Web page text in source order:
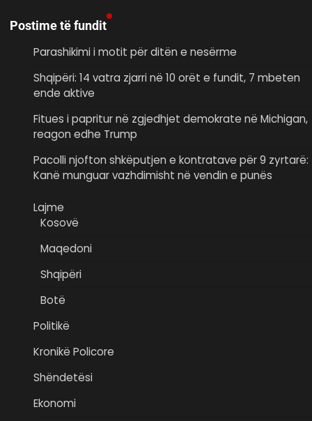
Postime të fundit
Parashikimi i motit për ditën e nesërme
Shqipëri: 14 vatra zjarri në 10 orët e fundit, 7 mbeten
ende aktive
Fitues i papritur në zgjedhjet demokrate në Michigan,
reagon edhe Trump
Pacolli njofton shkëputjen e kontratave për 9 zyrtarë:
Kanë munguar vazhdimisht në vendin e punës
Lajme
Kosovë
Maqedoni
Shqipëri
Botë
Politikë
Kronikë Policore
Shëndetësi
Ekonomi